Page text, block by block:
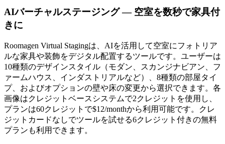
AIバーチャルステージング — 空室を数秒で家具付
きに
Roomagen Virtual Stagingは、AIを活用して空室にフォトリア
ルな家具や装飾をデジタル配置するツールです。ユーザーは
10種類のデザインスタイル（モダン、スカンジナビアン、フ
ァームハウス、インダストリアルなど）、8種類の部屋タイ
プ、およびオプションの壁や床の変更から選択できます。各
画像はクレジットベースシステムで2クレジットを使用し、
プランは60クレジットで$12/monthから利用可能です。クレ
ジットカードなしでツールを試せる6クレジット付きの無料
プランも利用できます。